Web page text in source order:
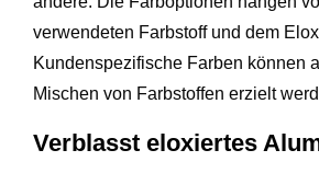
verwendeten Farbstoff und dem
Kundenspezifische Farben können
Mischen von Farbstoffen erzielt
Verblasst eloxiertes